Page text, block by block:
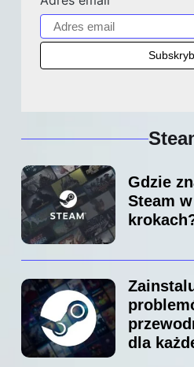
Gdzie
Steam
dla